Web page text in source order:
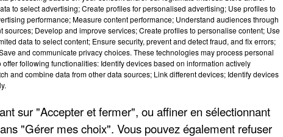
creilloise. Depuis hier,
entamés, l’arrêt «Zola» situé à
l’arrêt «Les Marches de l’Oise». Plus
to select advertising; Create profiles for personalised advertising; Use profiles to
performance; Measure content performance; Understand audiences through
sources; Develop and improve services; Create profiles to personalise content; Use
data to select content; Ensure security, prevent and detect fraud, and fix errors;
and communicate privacy choices. These technologies may process personal
following functionalities: Identify devices based on information actively
and combine data from other data sources; Link different devices; Identify devices
sur "Accepter et fermer", ou affiner en sélectionnant
"Gérer mes choix". Vous pouvez également refuser